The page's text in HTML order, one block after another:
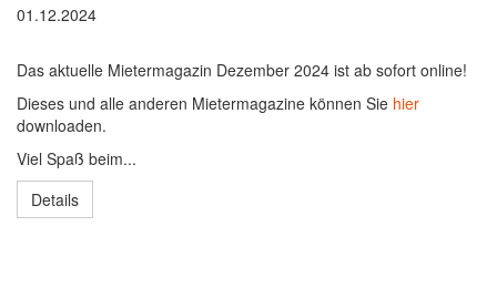
01.12.2024
Das aktuelle Mietermagazin Dezember 2024 ist ab sofort online!
Dieses und alle anderen Mietermagazine können Sie hier
downloaden.
Viel Spaß beim...
Details